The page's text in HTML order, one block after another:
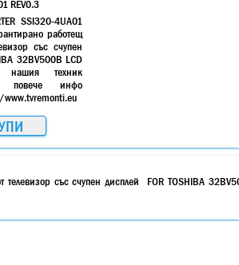
REV0.3
SSI320-4UA01
работещ
със счупен
32BV500B LCD
техник
повече инфо
със счупен дисплей FOR TOSHIBA